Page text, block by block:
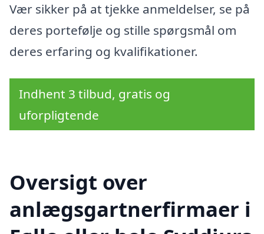
Vær sikker på at tjekke anmeldelser, se på
deres portefølje og stille spørgsmål om
deres erfaring og kvalifikationer.
Indhent 3 tilbud, gratis og
uforpligtende
Oversigt over
anlægsgartnerfirmaer i